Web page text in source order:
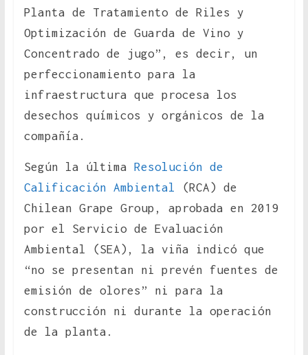
Planta de Tratamiento de Riles y
Optimización de Guarda de Vino y
Concentrado de jugo”, es decir, un
perfeccionamiento para la
infraestructura que procesa los
desechos químicos y orgánicos de la
compañía.
Según la última Resolución de
Calificación Ambiental (RCA) de
Chilean Grape Group, aprobada en 2019
por el Servicio de Evaluación
Ambiental (SEA), la viña indicó que
“no se presentan ni prevén fuentes de
emisión de olores” ni para la
construcción ni durante la operación
de la planta.